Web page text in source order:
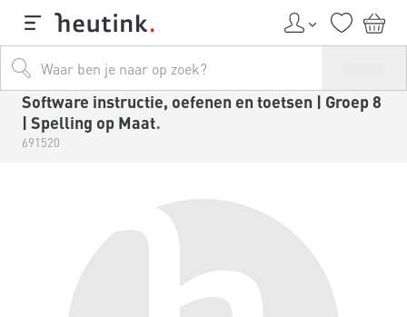
Software instructie, oefenen en toetsen | Groep 8
| Spelling op Maat
691520